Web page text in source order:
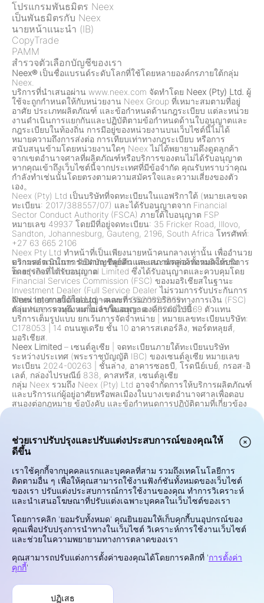
โปรแกรมพันธมิตร Neex
เป็นพันธมิตรกับ Neex
นายหน้าแนะนำ (IB)
CopyTrade
PAMM
สำรวจตัวเลือกบัญชีของเรา
Neex®เป็นชื่อแบรนด์ระดับโลกที่ใช้โดยหลายองค์กรภายใต้กลุ่ม
Neex.
บริการที่นำเสนอผ่าน www.neex.com จัดทำโดย Neex (Pty) Ltd. ผู้
ใช้จะถูกกำหนดให้กับหน่วยงาน Neex Group ที่เหมาะสมตามที่อยู่
อาศัย ประเภทผลิตภัณฑ์ และข้อกำหนดด้านกฎระเบียบ แต่ละหน่วย
งานดำเนินการแยกกันและปฏิบัติตามข้อกำหนดด้านใบอนุญาตและ
กฎระเบียบในท้องถิ่น การมีอยู่ของหน่วยงานบนเว็บไซต์นี้ไม่ได้
หมายความถึงการส่งต่อ การเทียบเท่าทางกฎระเบียบ หรือการ
สนับสนุนข้ามโดยหน่วยงานใดๆ Neex ไม่ได้พยายามดึงดูดลูกค้า
จากเขตอำนาจศาลที่ผลิตภัณฑ์หรือบริการของตนไม่ได้รับอนุญาต
หากคุณเข้าถึงเว็บไซต์นี้จากประเทศที่มีข้อจำกัด คุณรับทราบว่าคุณ
กำลังทำเช่นนั้นโดยตรงตามความสมัครใจและความเสี่ยงของตัว
เอง。
Neex (Pty) Ltd เป็นบริษัทที่จดทะเบียนในแอฟริกาใต้ (หมายเลขจด
ทะเบียน: 2017/388557/07) และได้รับอนุญาตจาก Financial
Sector Conduct Authority (FSCA) ภายใต้ใบอนุญาต FSP
หมายเลข 49937 โดยมีที่อยู่จดทะเบียน: 35 Fricker Road, Illovo,
Sandton, Johannesburg, Gauteng, 2196, South Africa โทรศัพท์:
+27 63 665 2106
Neex Pty Ltd ทำหน้าที่เป็นเพียงนายหน้าคนกลางเท่านั้น เพื่ออำนวย
ความสะดวกในการเปิดบัญชีลูกค้าและแนะนำลูกค้าตามกิจกรรม
ทางธุรกิจที่ได้รับอนุญาต
บริการดำเนินการ รับฝากทรัพย์สิน และสภาพคล่องทั้งหมดให้บริการ
โดย Neex International Limited ซึ่งได้รับอนุญาตและควบคุมโดย
Financial Services Commission (FSC) ของมอริเชียสในฐานะ
Investment Dealer (Full Service Dealer ไม่รวมการรับประกันการ
จำหน่าย) ภายใต้ใบอนุญาตเลขที่ GB20025869
กลุ่ม Neex รวมถึง แต่ไม่จำกัดเฉพาะ องค์กรต่อไปนี้:
Neex International Ltd– คณะกรรมการบริการทางการเงิน (FSC)
ตัวแทนการลงทุน หมายเลขใบอนุญาต: GB20025869 ตัวแทน
บริการเต็มรูปแบบ ยกเว้นการจัดจำหน่าย
หมายเลขทะเบียนบริษัท:
C178053
14 ถนนพูเดรีย ชั้น 10 อาคารสเตอร์ลิง, พอร์ตหลุยส์,
มอริเชียส.
Neex Limited – เซนต์ลูเซีย
จดทะเบียนภายใต้ทะเบียนบริษัท
ระหว่างประเทศ (พระราชบัญญัติ IBC) ของเซนต์ลูเซีย หมายเลข
ทะเบียน 2024-00263
ชั้นล่าง, อาคารซอธบี, โรดนีย์เบย์, กรอส-อิ
เลต์, กล่องไปรษณีย์ 838, คาสทรีส, เซนต์ลูเซีย
กลุ่ม Neex รวมถึง Neex (Pty) Ltd อาจจำกัดการให้บริการผลิตภัณฑ์
และบริการแก่ผู้อยู่อาศัยหรือพลเมืองในบางเขตอำนาจศาลเพื่อตอบ
สนองต่อกฎหมาย ข้อบังคับ และข้อกำหนดการปฏิบัติตามที่เกี่ยวข้อง
อย่างต่อเนื่องตามการเปลี่ยนแปลงด้านกฎระเบียบ
คำเตือนเกี่ยวกับความเสี่ยง:
เลเวอเรจและมีความเสี่ยงสูงในการสูญเสียเงินทุนอย่างรวดเร็ว การ
ซื้อขายเครื่องมือเหล่านี้อาจไม่เหมาะสมสำหรับนักลงทุนทุกคน
ศักยภาพในการทำกำไรหรือขาดทุนของคุณมีความเชื่อมโยงโดยตรง
กับการเปลี่ยนแปลงราคาตลาด ก่อนการซื้อขาย โปรดพิจารณาเป้า
หมายการลงทุนของคุณ ระดับความเชี่ยวชาญ สถานะทางการเงิน
และความเสี่ยงที่คุณสามารถรองรับได้ หากคุณไม่แน่ใจเกี่ยวกับความ
เสี่ยงหรือเงื่อนไขการซื้อขาย ขอคำแนะนำจากที่ปรึกษาทางการเงินที่
มีคุณสมบัติเหมาะสม อย่าซื้อขายด้วยเงินที่คุณไม่สามารถสูญเสียได้
เงื่อนไขการใช้งาน
นโยบายคุกกี้
การเปิดเผยความเสี่ยง
ช่วยเราปรับปรุงและปรับแต่งประสบการณ์ของคุณให้
ดีขึ้น
เราใช้คุกกี้จากบุคคลแรกและบุคคลที่สาม รวมถึงเทคโนโลยีการ
ติดตามอื่น ๆ เพื่อให้คุณสามารถใช้งานฟังก์ชันทั้งหมดของเว็บไซต์
ของเรา ปรับแต่งประสบการณ์การใช้งานของคุณ ทำการวิเคราะห์
และนำเสนอโฆษณาที่ปรับแต่งเฉพาะบุคคลในเว็บไซต์ของเรา
โดยการคลิก 'ยอมรับทั้งหมด' คุณยินยอมให้เก็บคุกกี้บนอุปกรณ์ของ
คุณเพื่อปรับปรุงการนำทางในเว็บไซต์ วิเคราะห์การใช้งานเว็บไซต์
และช่วยในความพยายามทางการตลาดของเรา
คุณสามารถปรับแต่งการตั้งค่าของคุณได้โดยการคลิกที่ 'การตั้งค่า
คุกกี้'
ปฏิเสธ